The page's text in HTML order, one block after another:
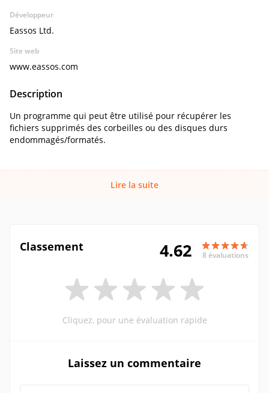
Développeur
Eassos Ltd.
Site web
www.eassos.com
Description
Un programme qui peut être utilisé pour récupérer les
fichiers supprimés des corbeilles ou des disques durs
endommagés/formatés.
Lire la suite
Classement 4.62 8 évaluations
Cliquez, pour une évaluation rapide
Laissez un commentaire